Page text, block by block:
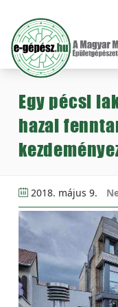
Egy pécsi
hazai
2018. május 9.